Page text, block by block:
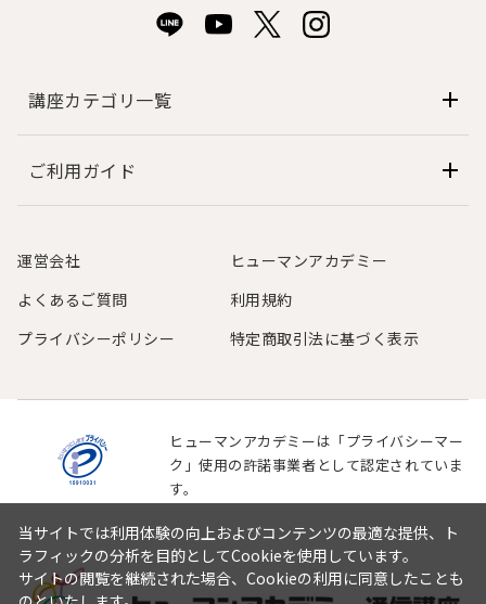
講座カテゴリ一覧
ご利用ガイド
運営会社
ヒューマンアカデミー
よくあるご質問
利用規約
プライバシーポリシー
特定商取引法に基づく表示
ヒューマンアカデミーは「プライバシーマー
ク」使用の許諾事業者として認定されていま
す。
当サイトでは利用体験の向上およびコンテンツの最適な提供、ト
ラフィックの分析を目的としてCookieを使用しています。
サイトの閲覧を継続された場合、Cookieの利用に同意したことも